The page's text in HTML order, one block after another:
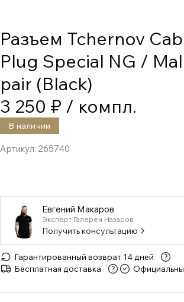
Разъем Tchernov
Plug Special NG /
pair (Black)
3 250 ₽ / компл.
В наличии
Артикул: 265740
Евгений Макаров
Эксперт Галереи Назаров
Получить консультацию
Гарантированный возврат 14 дней
Бесплатная доставка